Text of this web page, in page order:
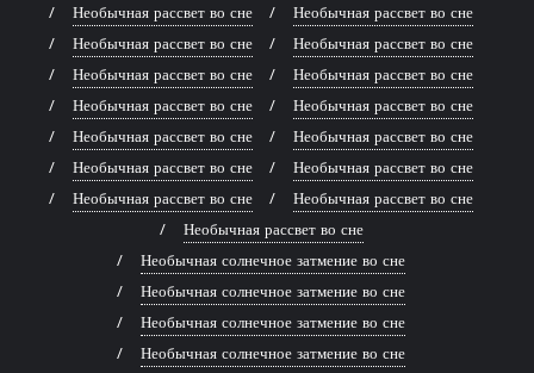
Необычная рассвет во сне
Необычная рассвет во сне
Необычная рассвет во сне
Необычная рассвет во сне
Необычная рассвет во сне
Необычная рассвет во сне
Необычная рассвет во сне
Необычная рассвет во сне
Необычная рассвет во сне
Необычная рассвет во сне
Необычная рассвет во сне
Необычная рассвет во сне
Необычная рассвет во сне
Необычная рассвет во сне
Необычная рассвет во сне
Необычная солнечное затмение во сне
Необычная солнечное затмение во сне
Необычная солнечное затмение во сне
Необычная солнечное затмение во сне